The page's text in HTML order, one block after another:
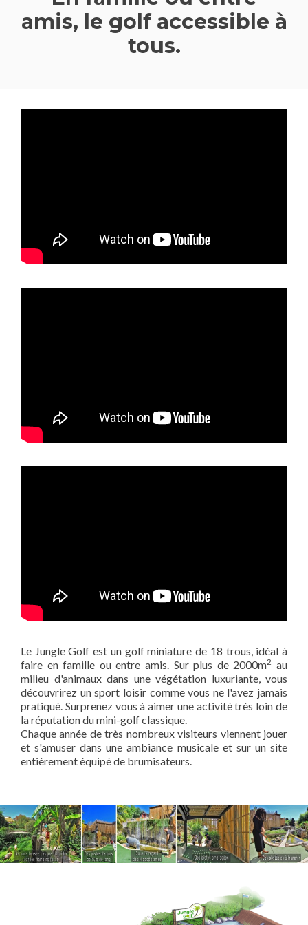
amis, le golf accessible à
tous.
Le Jungle Golf est un golf miniature de 18 trous, idéal à
faire en famille ou entre amis. Sur plus de 2000m2 au
milieu d'animaux dans une végétation luxuriante, vous
découvrirez un sport loisir comme vous ne l'avez jamais
pratiqué. Surprenez vous à aimer une activité très loin de
la réputation du mini-golf classique.
Chaque année de très nombreux visiteurs viennent jouer
et s'amuser dans une ambiance musicale et sur un site
entièrement équipé de brumisateurs.